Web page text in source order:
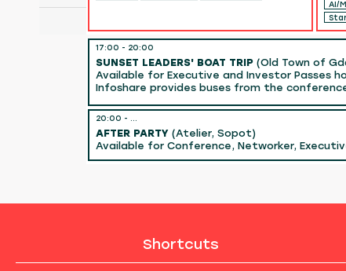
AI/
17:00 - 20:00
SUNSET LEADERS' BOAT TRIP (Old Town of
Available for Executive and Investor Passes
Infoshare provides buses from the
20:00 - ...
AFTER PARTY (Atelier, Sopot)
Available for Conference, Networker,
Shortcuts